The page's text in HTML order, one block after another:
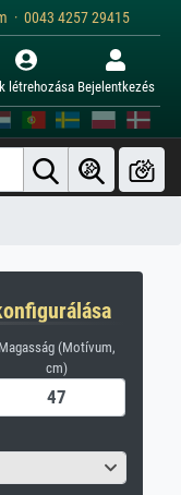
· 0043 4257 29415
létrehozása Bejelentkezés
Magasság (Motívum,
cm)